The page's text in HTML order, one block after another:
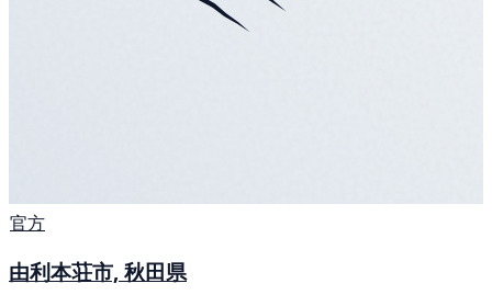
官方
由利本荘市, 秋田県